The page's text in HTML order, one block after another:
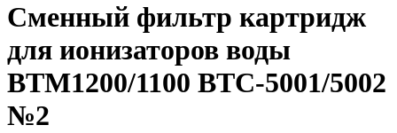
Сменный фильтр картридж
для ионизаторов воды
BTM1200/1100 BTC-5001/5002
№2